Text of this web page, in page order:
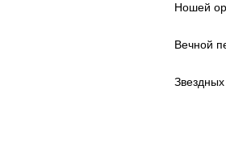
Ношей
Вечной
Звездных